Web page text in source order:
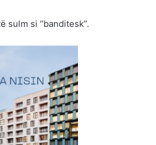
sulm si “banditesk”.